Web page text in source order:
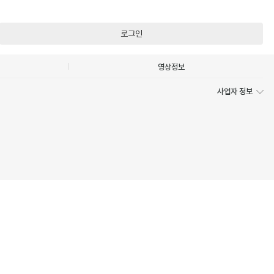
로그인
영상정보
사업자 정보